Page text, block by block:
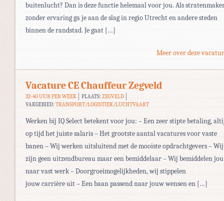
buitenlucht? Dan is deze functie helemaal voor jou. Als
zonder ervaring ga je aan de slag in regio Utrecht en andere steden
binnen de randstad. Je gaat […]
Meer over deze
Vacature CE Chauffeur Zegveld
32-40 UUR PER WEEK PLAATS: ZEGVELD
VAKGEBIED: TRANSPORT/LOGISTIEK/LUCHTVAART
Werken bij IQ Select betekent voor jou: – Een zeer stipte betaling,
op tijd het juiste salaris – Het grootste aantal vacatures voor vaste
banen – Wij werken uitsluitend met de mooiste opdrachtgevers – Wij
zijn geen uitzendbureau maar een bemiddelaar – Wij bemiddelen jou
naar vast werk – Doorgroeimogelijkheden, wij stippelen
jouw carrière uit – Een baan passend naar jouw wensen en […]